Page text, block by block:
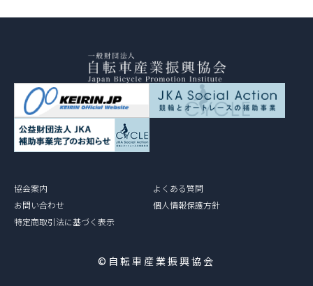
協会案内
よくある質問
お問い合わせ
個人情報保護方針
特定商取引法に基づく表示
©自転車産業振興協会